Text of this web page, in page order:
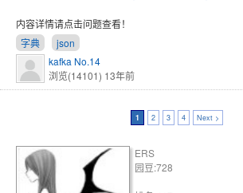
内容详情请点击问题查看！
字典
json
kafka No.14
浏览(14101) 13年前
1 2 3 4 Next >
ERS
园豆:728